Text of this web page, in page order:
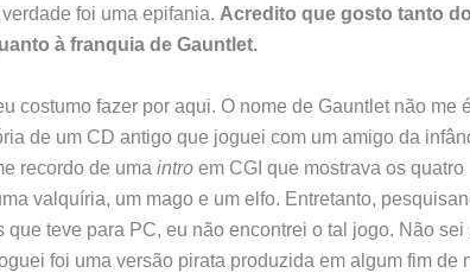
foi uma epifania. Acredito que gosto tanto
à franquia de Gauntlet.
costumo fazer por aqui. O nome de Gauntlet não me
de um CD antigo que joguei com um amigo da
recordo de uma intro em CGI que mostrava os quatro
valquíria, um mago e um elfo. Entretanto,
que teve para PC, eu não encontrei o tal jogo. Não sei
foi uma versão pirata produzida em algum fim de